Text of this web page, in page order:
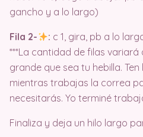
gancho y a lo largo)
Fila 2- : c 1, gira, pb a lo
***La cantidad de filas variará
grande que sea tu hebilla.
mientras trabajas la correa
necesitarás. Yo terminé
Finaliza y deja un hilo largo